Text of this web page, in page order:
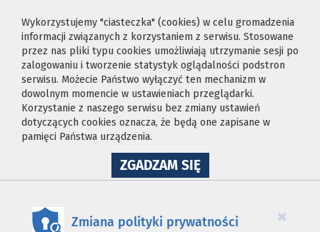
Wykorzystujemy "ciasteczka" (cookies) w celu gromadzenia
informacji związanych z korzystaniem z serwisu. Stosowane
przez nas pliki typu cookies umożliwiają utrzymanie sesji po
zalogowaniu i tworzenie statystyk oglądalności podstron
serwisu. Możecie Państwo wyłączyć ten mechanizm w
dowolnym momencie w ustawieniach przeglądarki.
Korzystanie z naszego serwisu bez zmiany ustawień
dotyczących cookies oznacza, że będą one zapisane w
pamięci Państwa urządzenia.
ZGADZAM SIĘNA
WYKORZYSTANIE
×
Zmiana polityki prywatności